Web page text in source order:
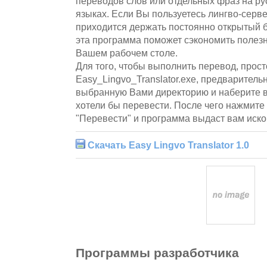
языках. Если Вы пользуетесь лингво-
приходится держать постоянно открытый
эта программа поможет сэкономить
Вашем рабочем столе.
Для того, чтобы выполнить перевод,
Easy_Lingvo_Translator.exe,
выбранную Вами директорию и наберите
хотели бы перевести. После чего нажмите
"Перевести" и программа выдаст вам
Скачать Easy Lingvo Translator 1.0
Программы разработчика